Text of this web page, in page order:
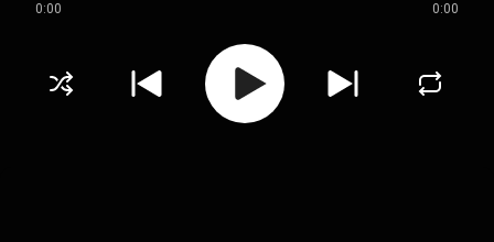
0:00 0:00